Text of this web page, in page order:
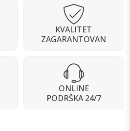
KVALITET
ZAGARANTOVAN
ONLINE
PODRŠKA 24/7